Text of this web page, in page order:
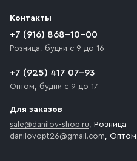
Контакты
+7 (916) 868-10-00
Розница, будни с 9 до 16
+7 (925) 417 07-93
Оптом, будни с 9 до 17
Для заказов
sale@danilov-shop.ru, Розница
danilovopt26@gmail.com, Оптом